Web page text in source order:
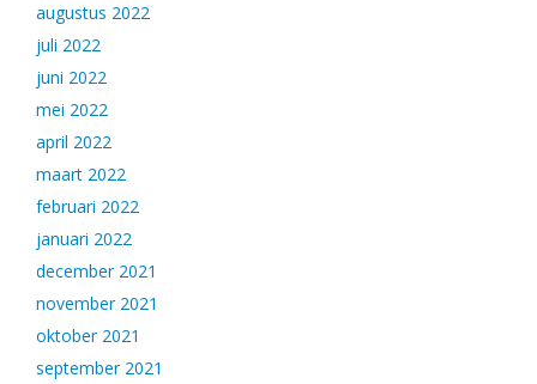
augustus 2022
juli 2022
juni 2022
mei 2022
april 2022
maart 2022
februari 2022
januari 2022
december 2021
november 2021
oktober 2021
september 2021